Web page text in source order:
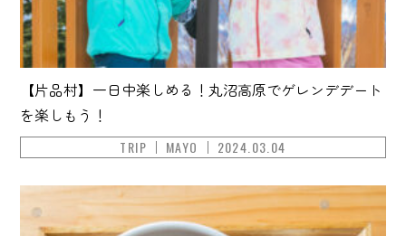
【片品村】一日中楽しめる！丸沼高原でゲレンデデート
を楽しもう！
TRIP MAYO 2024.03.04